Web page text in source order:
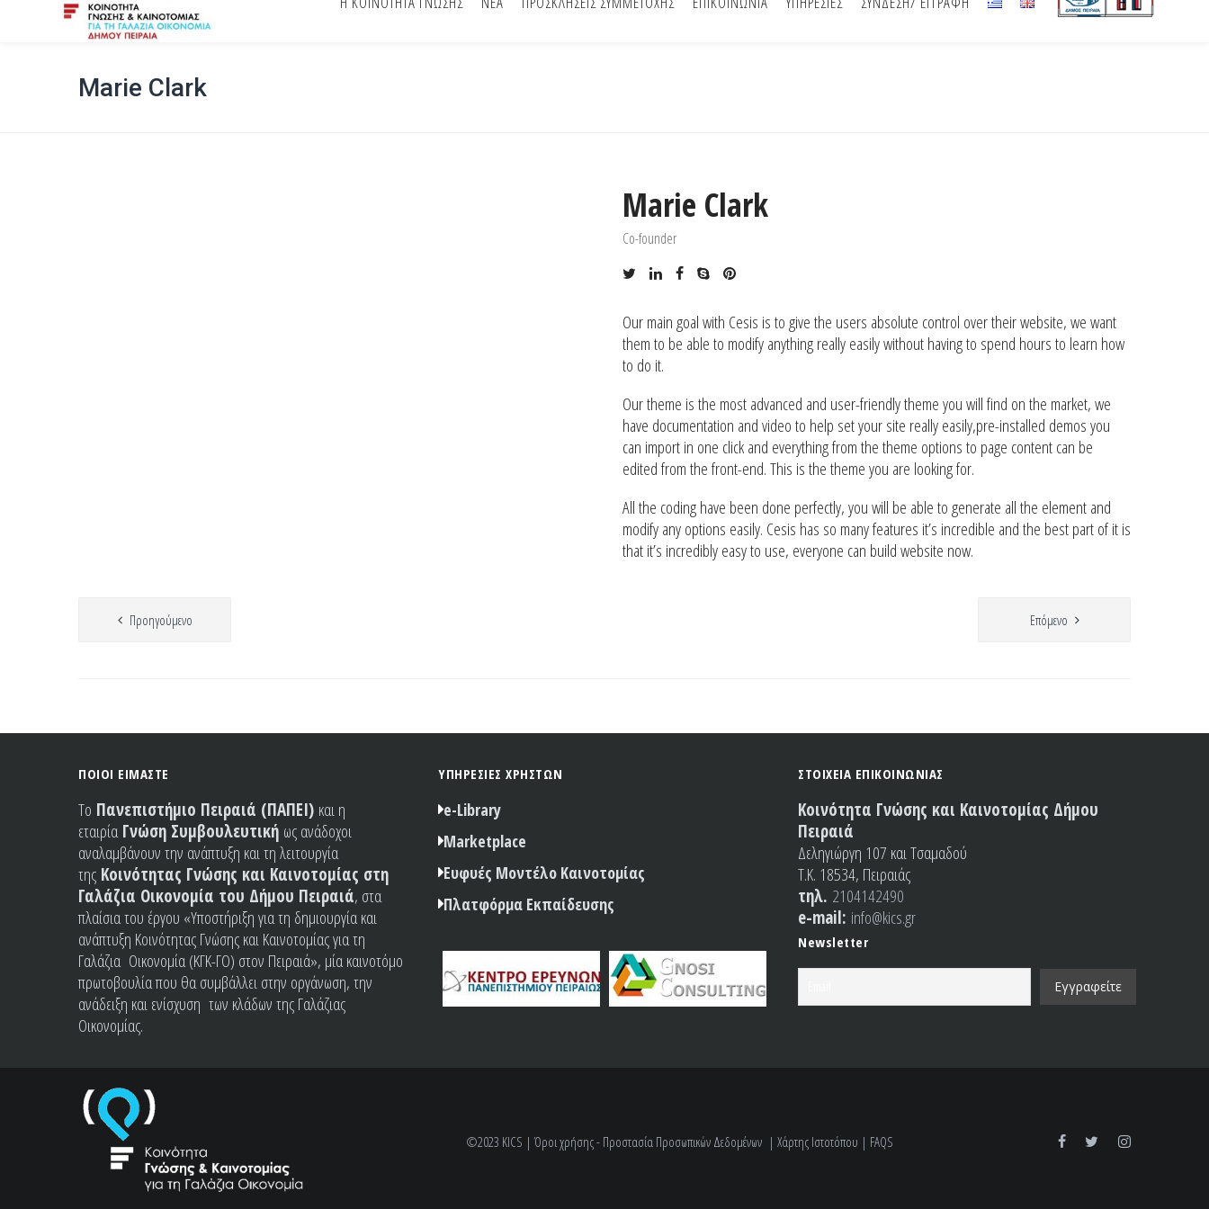
: Undefined array key "font-family" in
Marie Clark
Marie Clark
Co-founder
Our main goal with Cesis is to give the users absolute control over their website, we want
them to be able to modify anything really easily without having to spend hours to learn how
to do it.
Our theme is the most advanced and user-friendly theme you will find on the market, we
have documentation and video to help set your site really easily,pre-installed demos you
can import in one click and everything from the theme options to page content can be
edited from the front-end. This is the theme you are looking for.
All the coding have been done perfectly, you will be able to generate all the element and
modify any options easily. Cesis has so many features it’s incredible and the best part of it is
that it’s incredibly easy to use, everyone can build website now.
Πλοήγηση
Προηγούμενο Επόμενο
ΠΟΙΟΙ ΕΙΜΑΣΤΕ
Το Πανεπιστήμιο Πειραιά (ΠΑΠΕΙ) και η
εταιρίαΓνώση Συμβουλευτική ως ανάδοχοι
αναλαμβάνουν την ανάπτυξη και τη λειτουργία
της Κοινότητας Γνώσης και Καινοτομίας στη
Γαλάζια Οικονομία του Δήμου Πειραιά, στα
πλαίσια του έργου «Υποστήριξη για τη δημιουργία και
ανάπτυξη Κοινότητας Γνώσης και Καινοτομίας για τη
Γαλάζια Οικονομία (ΚΓΚ-ΓΟ) στον Πειραιά», μία καινοτόμο
πρωτοβουλία που θα συμβάλλει στην οργάνωση, την
ανάδειξη και ενίσχυση των κλάδων της Γαλάζιας
Οικονομίας.
ΥΠΗΡΕΣΙΕΣ ΧΡΗΣΤΩΝ
e-Library
Marketplace
Ευφυές Μοντέλο Καινοτομίας
Πλατφόρμα Εκπαίδευσης
ΣΤΟΙΧΕΙΑ ΕΠΙΚΟΙΝΩΝΙΑΣ
Κοινότητα Γνώσης και Καινοτομίας Δήμου
Πειραιά
Δεληγιώργη 107 και Τσαμαδού
Τ.Κ. 18534, Πειραιάς
τηλ. 2104142490
e-mail: info@kics.gr
Newsletter
©2023 KICS |Όροι χρήσης - Προστασία Προσωπικών Δεδομένων | Χάρτης Ιστοτόπου | FAQS